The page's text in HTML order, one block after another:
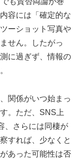
容には「確定的な
ーショット写真や
せん。したがっ
に過ぎず、情報の
関係がいつ始まっ
。ただ、SNS上
、さらには同棲が
すれば、少なくと
あった可能性は否